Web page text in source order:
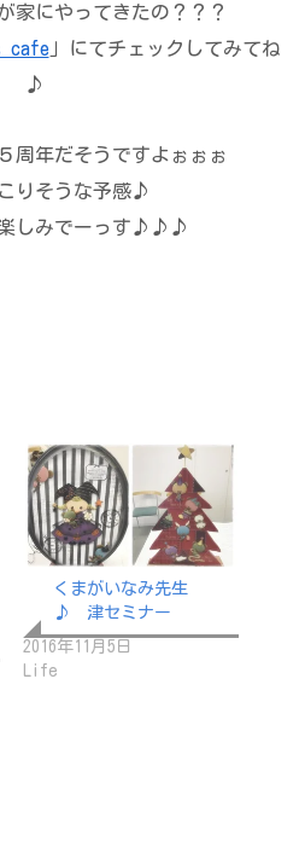
にやってきたの？？？
cafe 」にてチェックしてみてね
♪
周年だそうですよぉぉぉ
りそうな予感♪
しみでーっす♪♪♪
くまがいなみ先生
♪ 津セミナー
2016年11月5日
Life